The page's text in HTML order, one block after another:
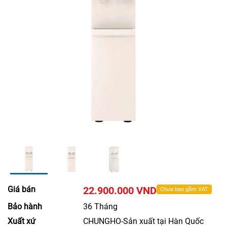
Giá bán 22.900.000 VND Chưa bao gồm VAT
Bảo hành
36 Tháng
Xuất xứ
CHUNGHO-Sản xuất tại Hàn Quốc